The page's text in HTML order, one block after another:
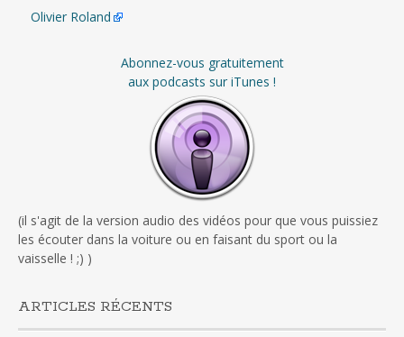
Olivier Roland
Abonnez-vous gratuitement
aux podcasts sur iTunes !
(il s'agit de la version audio des vidéos pour que vous puissiez
les écouter dans la voiture ou en faisant du sport ou la
vaisselle ! ;) )
ARTICLES RÉCENTS